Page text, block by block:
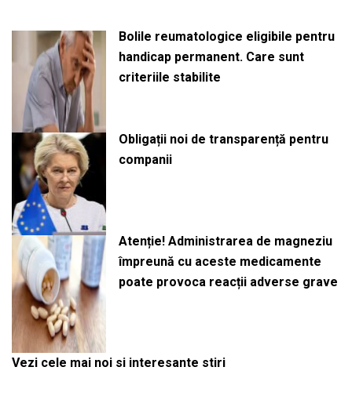
Bolile reumatologice eligibile pentru
handicap permanent. Care sunt
criteriile stabilite
Obligații noi de transparență pentru
companii
Atenție! Administrarea de magneziu
împreună cu aceste medicamente
poate provoca reacții adverse grave
Vezi cele mai noi si interesante stiri